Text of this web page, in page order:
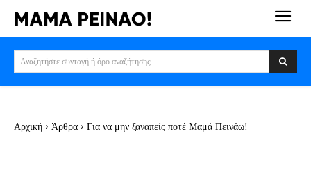
Αναζητήστε συνταγή ή όρο αναζήτησης
Αρχική Άρθρα Για να μην ξαναπείς ποτέ Μαμά Πεινάω!